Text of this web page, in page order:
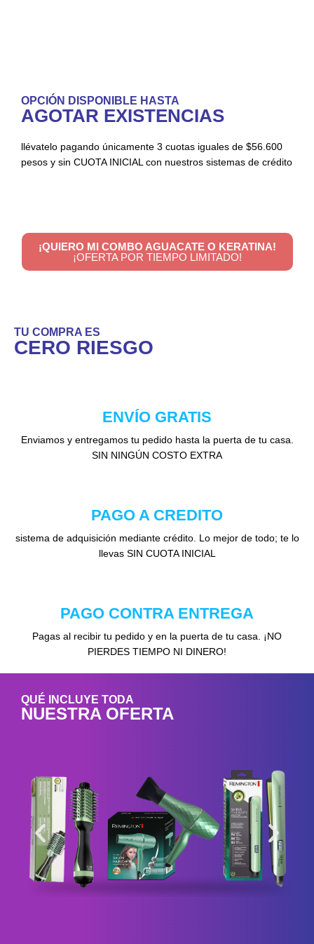
OPCIÓN DISPONIBLE HASTA
AGOTAR EXISTENCIAS
llévatelo pagando únicamente 3 cuotas iguales de $56.600
pesos y sin CUOTA INICIAL con nuestros sistemas de crédito
¡QUIERO MI COMBO AGUACATE O KERATINA!
¡OFERTA POR TIEMPO LIMITADO!
TU COMPRA ES
CERO RIESGO
ENVÍO GRATIS
Enviamos y entregamos tu pedido hasta la puerta de tu casa.
SIN NINGÚN COSTO EXTRA
PAGO A CREDITO
sistema de adquisición mediante crédito. Lo mejor de todo; te lo
llevas SIN CUOTA INICIAL
PAGO CONTRA ENTREGA
Pagas al recibir tu pedido y en la puerta de tu casa. ¡NO
PIERDES TIEMPO NI DINERO!
QUÉ INCLUYE TODA
NUESTRA OFERTA